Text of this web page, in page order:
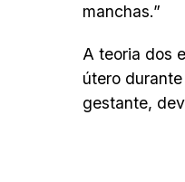
manchas.”
A teoria dos
útero
gestante,